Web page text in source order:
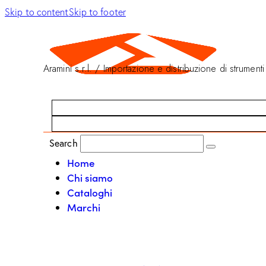
Skip to contentSkip to footer
Aramini s.r.l. / Importazione e distribuzione di strumenti
Search
Home
Chi siamo
Cataloghi
Marchi